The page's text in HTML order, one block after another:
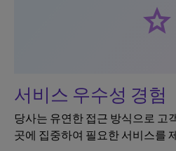
star
서비스 우수성 경험
당사는 유연한 접근 방식으로 고
곳에 집중하여 필요한 서비스를